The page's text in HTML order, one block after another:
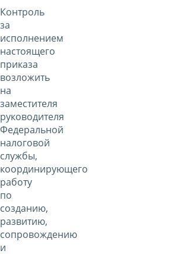
Контроль
за
исполнением
настоящего
приказа
возложить
на
заместителя
руководителя
Федеральной
налоговой
службы,
координирующего
работу
по
созданию,
развитию,
сопровождению
и